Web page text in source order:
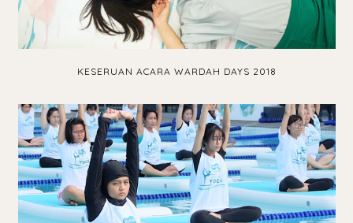
KESERUAN ACARA WARDAH DAYS 2018